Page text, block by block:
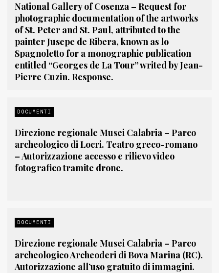
National Gallery of Cosenza – Request for
photographic documentation of the artworks
of St. Peter and St. Paul, attributed to the
painter Jusepe de Ribera, known as lo
Spagnoletto for a monographic publication
entitled “Georges de La Tour” writed by Jean-
Pierre Cuzin. Response.
DOCUMENTI
Direzione regionale Musei Calabria – Parco
archeologico di Locri. Teatro greco-romano
– Autorizzazione accesso e rilievo video
fotografico tramite drone.
DOCUMENTI
Direzione regionale Musei Calabria – Parco
archeologico Archeoderi di Bova Marina (RC).
Autorizzazione all’uso gratuito di immagini.